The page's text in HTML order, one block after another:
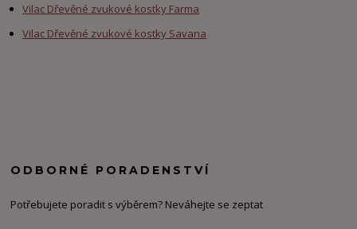
Vilac Dřevěné zvukové kostky Farma
Vilac Dřevěné zvukové kostky Savana
ODBORNÉ PORADENSTVÍ
Potřebujete poradit s výběrem? Neváhejte se zeptat